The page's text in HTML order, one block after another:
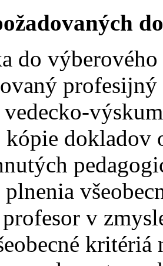
do
vedecko-
kópie dokladov
v